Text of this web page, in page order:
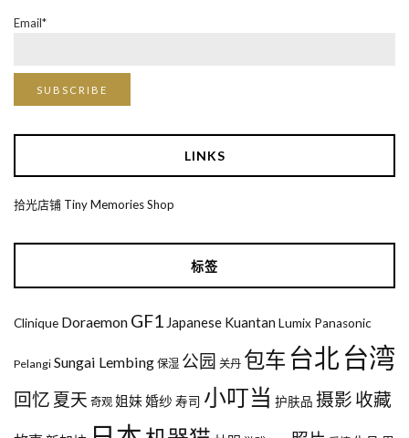
Email*
LINKS
拾光店铺 Tiny Memories Shop
标签
Clinique Doraemon GF1 Japanese Kuantan Lumix Panasonic
Pelangi Sungai Lembing 保湿 公园 关丹 包车 台北 台湾
回忆 夏天 奇观 姐妹婚纱 寿司 小叮当 护肤品 摄影 收藏